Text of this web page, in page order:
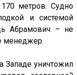
170 метров. Судно
и системой
Абрамович – не
менеджер.
Западе уничтожил